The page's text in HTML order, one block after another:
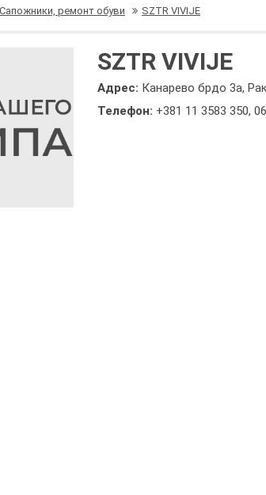
Сапожники, ремонт обуви SZTR VIVIJE
SZTR VIVIJE
Адрес: Канарево брдо 3а,
Телефон: +381 11 3583 350,